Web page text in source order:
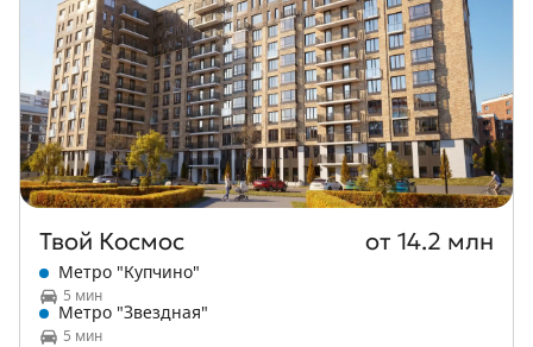
Твой Космос от 14.2 млн
Метро "Купчино"
5 мин
Метро "Звездная"
5 мин